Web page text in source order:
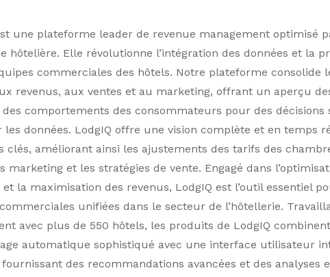
une plateforme leader de revenue management optimisé
hôtelière. Elle révolutionne l’intégration des données et la
commerciales des hôtels. Notre plateforme consolide
revenus, aux ventes et au marketing, offrant un aperçu
comportements des consommateurs pour des décisions
les données. LodgIQ offre une vision complète et en temps
clés, améliorant ainsi les ajustements des tarifs des
marketing et les stratégies de vente. Engagé dans
la maximisation des revenus, LodgIQ est l’outil essentiel
unifiées dans le secteur de l’hôtellerie.
avec plus de 550 hôtels, les produits de LodgIQ
automatique sophistiqué avec une interface utilisateur
des recommandations avancées et des analyses